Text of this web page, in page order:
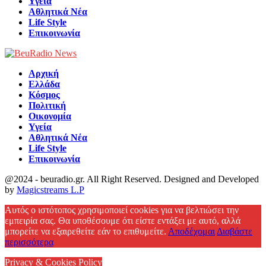
Αθλητικά Νέα
Life Style
Επικοινωνία
Αρχική
Ελλάδα
Κόσμος
Πολιτική
Οικονομία
Υγεία
Αθλητικά Νέα
Life Style
Επικοινωνία
@2024 - beuradio.gr. All Right Reserved. Designed and Developed
by Magicstreams L.P
Αυτός ο ιστότοπος χρησιμοποιεί cookies για να βελτιώσει την
εμπειρία σας. Θα υποθέσουμε ότι είστε εντάξει με αυτό, αλλά
μπορείτε να εξαιρεθείτε εάν το επιθυμείτε. ΑποδέχομαιΔιαβάστε
περισσότερα
Privacy & Cookies Policy